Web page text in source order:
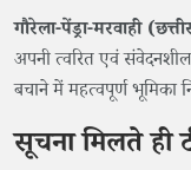
गौरेला-पेंड्रा-मरवाही
अपनी त्वरित एवं
बचाने में महत्वपूर्ण भूमिका
सूचना मिलते ही